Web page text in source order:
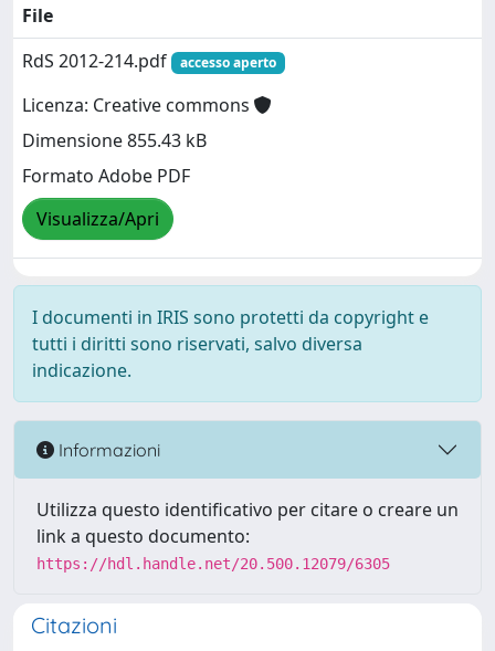
File
RdS 2012-214.pdf
accesso aperto
Licenza: Creative commons
Dimensione 855.43 kB
Formato Adobe PDF
Visualizza/Apri
I documenti in IRIS sono protetti da copyright e
tutti i diritti sono riservati, salvo diversa
indicazione.
Informazioni
Utilizza questo identificativo per citare o creare un
link a questo documento:
https://hdl.handle.net/20.500.12079/6305
Citazioni